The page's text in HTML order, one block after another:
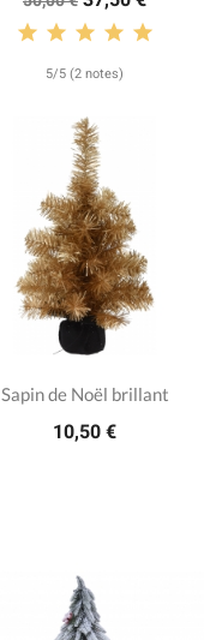
5/5 (2 notes)
Sapin de Noël brillant
10,50 €